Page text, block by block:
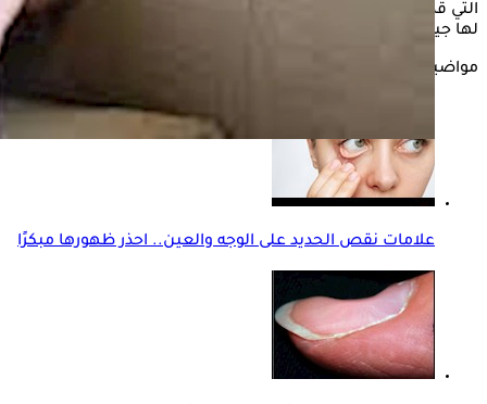
التي قد تشير إلى نقص المغنيسيوم في الجسم، والتي يجب الانتباه
لها جيدًا لتفادي المضاعفات، ومن بينها ما يلي:-
مواضيع ذات صلة
علامات نقص الحديد على الوجه والعين.. احذر ظهورها مبكرًا